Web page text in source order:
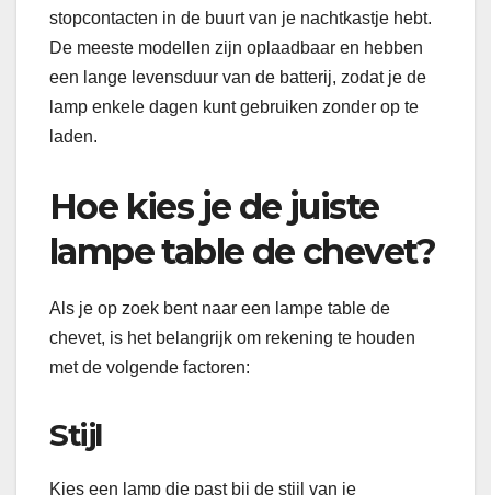
stopcontacten in de buurt van je nachtkastje hebt.
De meeste modellen zijn oplaadbaar en hebben
een lange levensduur van de batterij, zodat je de
lamp enkele dagen kunt gebruiken zonder op te
laden.
Hoe kies je de juiste
lampe table de chevet?
Als je op zoek bent naar een lampe table de
chevet, is het belangrijk om rekening te houden
met de volgende factoren:
Stijl
Kies een lamp die past bij de stijl van je